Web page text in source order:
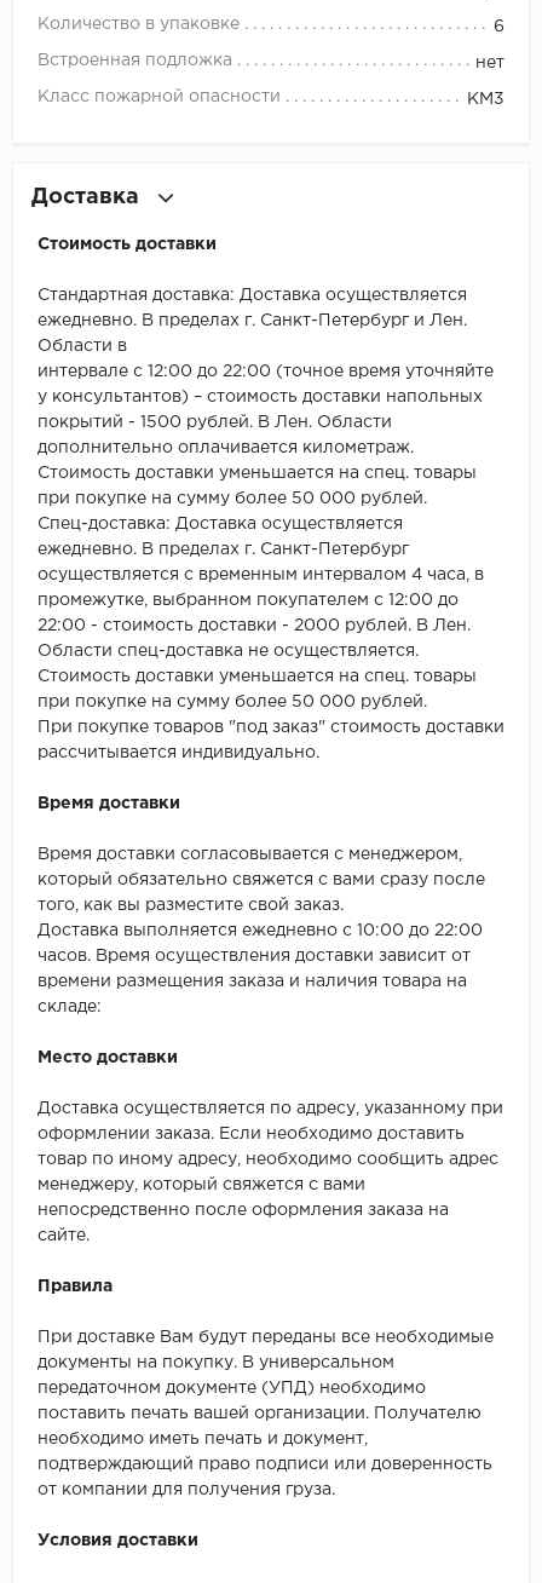
SPC
SPC Kronostep
SPC Promo
SPC Stronghold
TANTO
Tarkett
Wonderful Vinyl
Количество в упаковке 6
Встроенная подложка нет
Класс пожарной опасности КМ3
Доставка
Стоимость доставки
Стандартная доставка: Доставка осуществляется
ежедневно. В пределах г. Санкт-Петербург и Лен.
Области в
интервале с 12:00 до 22:00 (точное время уточняйте
у консультантов) – стоимость доставки напольных
покрытий - 1500 рублей. В Лен. Области
дополнительно оплачивается километраж.
Стоимость доставки уменьшается на спец. товары
при покупке на сумму более 50 000 рублей.
Спец-доставка: Доставка осуществляется
ежедневно. В пределах г. Санкт-Петербург
осуществляется с временным интервалом 4 часа, в
промежутке, выбранном покупателем с 12:00 до
22:00 - стоимость доставки - 2000 рублей. В Лен.
Области спец-доставка не осуществляется.
Стоимость доставки уменьшается на спец. товары
при покупке на сумму более 50 000 рублей.
При покупке товаров "под заказ" стоимость доставки
рассчитывается индивидуально.
Время доставки
Время доставки согласовывается с менеджером,
который обязательно свяжется с вами сразу после
того, как вы разместите свой заказ.
Доставка выполняется ежедневно с 10:00 до 22:00
часов. Время осуществления доставки зависит от
времени размещения заказа и наличия товара на
складе:
Место доставки
Доставка осуществляется по адресу, указанному при
оформлении заказа. Если необходимо доставить
товар по иному адресу, необходимо сообщить адрес
менеджеру, который свяжется с вами
непосредственно после оформления заказа на
сайте.
Правила
При доставке Вам будут переданы все необходимые
документы на покупку. В универсальном
передаточном документе (УПД) необходимо
поставить печать вашей организации. Получателю
необходимо иметь печать и документ,
подтверждающий право подписи или доверенность
от компании для получения груза.
Условия доставки